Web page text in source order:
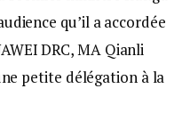
qu’il a accordée
DRC, MA Qianli
petite délégation à la